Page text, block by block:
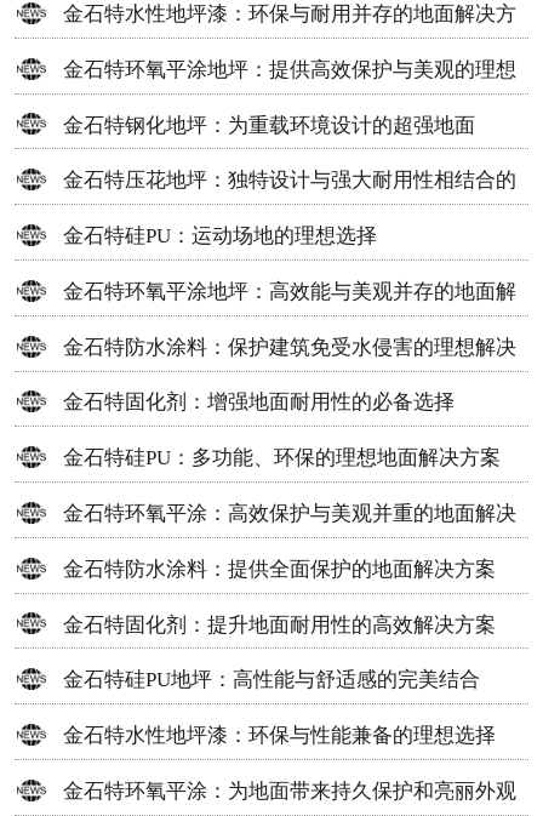
金石特水性地坪漆：环保与耐用并存的地面解决方
案
金石特环氧平涂地坪：提供高效保护与美观的理想
选择
金石特钢化地坪：为重载环境设计的超强地面
金石特压花地坪：独特设计与强大耐用性相结合的
地面材料
金石特硅PU：运动场地的理想选择
金石特环氧平涂地坪：高效能与美观并存的地面解
决方案
金石特防水涂料：保护建筑免受水侵害的理想解决
方案
金石特固化剂：增强地面耐用性的必备选择
金石特硅PU：多功能、环保的理想地面解决方案
金石特环氧平涂：高效保护与美观并重的地面解决
方案
金石特防水涂料：提供全面保护的地面解决方案
金石特固化剂：提升地面耐用性的高效解决方案
金石特硅PU地坪：高性能与舒适感的完美结合
金石特水性地坪漆：环保与性能兼备的理想选择
金石特环氧平涂：为地面带来持久保护和亮丽外观